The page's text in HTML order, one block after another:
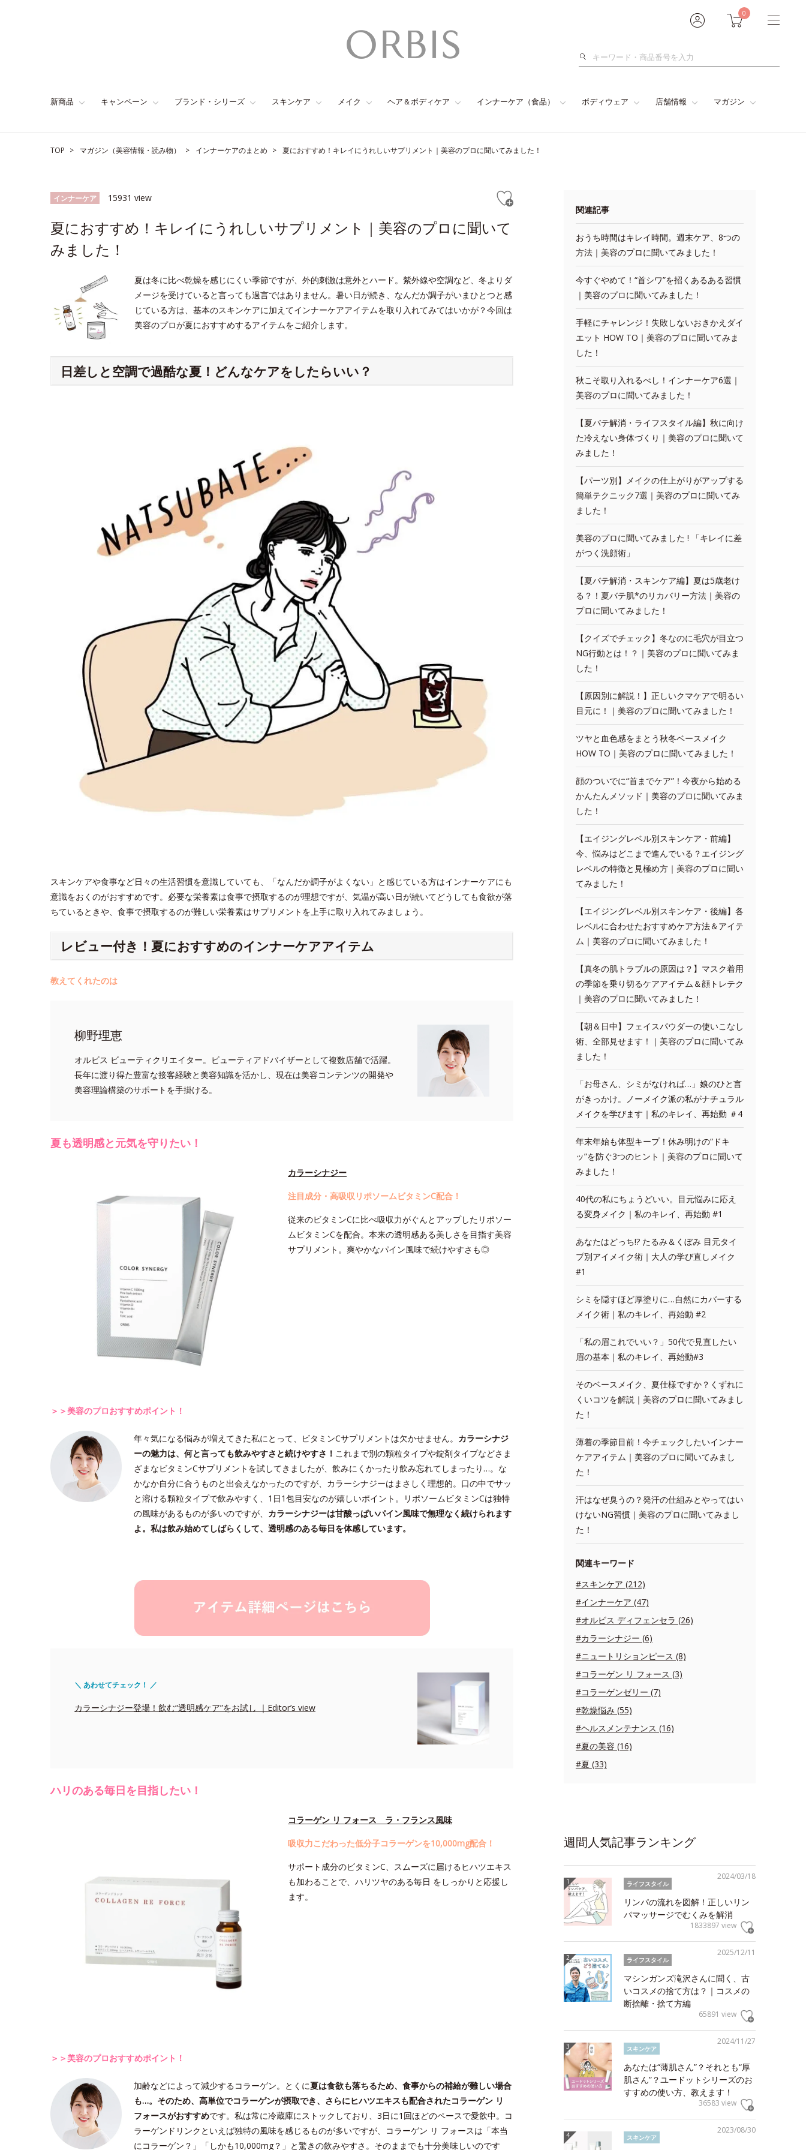
0
検
新商品 キャンペーン ブランド・シリーズ スキンケア メイク ヘア＆ボディケア インナーケア（食品） ボディウェア 店舗情報 マガジン
TOP マガジン（美容情報・読み物） インナーケアのまとめ 夏におすすめ！キレイにうれしいサプリメント｜美容のプロに聞いてみました！
インナーケア 15931 view
夏におすすめ！キレイにうれしいサプリメント｜美容のプロに聞いて
みました！
夏は冬に比べ乾燥を感じにくい季節ですが、外的刺激は意外とハード。紫外線や空調など、冬よりダ
メージを受けていると言っても過言ではありません。暑い日が続き、なんだか調子がいまひとつと感
じている方は、基本のスキンケアに加えてインナーケアアイテムを取り入れてみてはいかが？今回は
美容のプロが夏におすすめするアイテムをご紹介します。
日差しと空調で過酷な夏！どんなケアをしたらいい？
スキンケアや食事など日々の生活習慣を意識していても、「なんだか調子がよくない」と感じている方はインナーケアにも
意識をおくのがおすすめです。必要な栄養素は食事で摂取するのが理想ですが、気温が高い日が続いてどうしても食欲が落
ちているときや、食事で摂取するのが難しい栄養素はサプリメントを上手に取り入れてみましょう。
レビュー付き！夏におすすめのインナーケアアイテム
教えてくれたのは
柳野理恵
オルビス ビューティクリエイター。ビューティアドバイザーとして複数店舗で活躍。
長年に渡り得た豊富な接客経験と美容知識を活かし、現在は美容コンテンツの開発や
美容理論構築のサポートを手掛ける。
夏も透明感と元気を守りたい！
カラーシナジー
注目成分・高吸収リポソームビタミンC配合！
従来のビタミンCに比べ吸収力がぐんとアップしたリポソー
ムビタミンCを配合。本来の透明感ある美しさを目指す美容
サプリメント。爽やかなパイン風味で続けやすさも◎
＞＞美容のプロおすすめポイント！
年々気になる悩みが増えてきた私にとって、ビタミンCサプリメントは欠かせません。 カラーシナジ
ーの魅力は、何と言っても飲みやすさと続けやすさ！ これまで別の顆粒タイプや錠剤タイプなどさま
ざまなビタミンCサプリメントを試してきましたが、飲みにくかったり飲み忘れてしまったり…。な
かなか自分に合うものと出会えなかったのですが、カラーシナジーはまさしく理想的。口の中でサッ
と溶ける顆粒タイプで飲みやすく、1日1包目安なのが嬉しいポイント。リポソームビタミンCは独特
の風味があるものが多いのですが、 カラーシナジーは甘酸っぱいパイン風味で無理なく続けられます
よ。私は飲み始めてしばらくして、透明感のある毎日を体感しています。
＼ あわせてチェック！ ／
カラーシナジー登場！飲む“透明感ケア”をお試し ｜Editor’s view
ハリのある毎日を目指したい！
コラーゲン リ フォース ラ・フランス風味
吸収力こだわった低分子コラーゲンを10,000mg配合！
サポート成分のビタミンC、スムーズに届けるヒハツエキス
も加わることで、ハリツヤのある毎日 をしっかりと応援し
ます。
＞＞美容のプロおすすめポイント！
加齢などによって減少するコラーゲン。とくに夏は食欲も落ちるため、食事からの補給が難しい場合
も…。そのため、高単位でコラーゲンが摂取でき、さらにヒハツエキスも配合されたコラーゲン リ
フォースがおすすめです。私は常に冷蔵庫にストックしており、3日に1回ほどのペースで愛飲中。コ
ラーゲンドリンクといえば独特の風味を感じるものが多いですが、コラーゲン リ フォースは「本当
にコラーゲン？」「しかも10,000mg？」と驚きの飲みやすさ。そのままでも十分美味しいのです
関連記事
おうち時間はキレイ時間。週末ケア、8つの
方法｜美容のプロに聞いてみました！
今すぐやめて！“首シワ”を招くあるある習慣
｜美容のプロに聞いてみました！
手軽にチャレンジ！失敗しないおきかえダイ
エット HOW TO｜美容のプロに聞いてみま
した！
秋こそ取り入れるべし！インナーケア6選｜
美容のプロに聞いてみました！
【夏バテ解消・ライフスタイル編】秋に向け
た冷えない身体づくり｜美容のプロに聞いて
みました！
【パーツ別】メイクの仕上がりがアップする
簡単テクニック7選｜美容のプロに聞いてみ
ました！
美容のプロに聞いてみました ! 「キレイに差
がつく洗顔術」
【夏バテ解消・スキンケア編】夏は5歳老け
る？！夏バテ肌*のリカバリー方法｜美容の
プロに聞いてみました！
【クイズでチェック】冬なのに毛穴が目立つ
NG行動とは！？｜美容のプロに聞いてみま
した！
【原因別に解説！】正しいクマケアで明るい
目元に！｜美容のプロに聞いてみました！
ツヤと血色感をまとう秋冬ベースメイク
HOW TO｜美容のプロに聞いてみました！
顔のついでに“首までケア”！今夜から始める
かんたんメソッド｜美容のプロに聞いてみま
した！
【エイジングレベル別スキンケア・前編】
今、悩みはどこまで進んでいる？エイジング
レベルの特徴と見極め方｜美容のプロに聞い
てみました！
【エイジングレベル別スキンケア・後編】各
レベルに合わせたおすすめケア方法＆アイテ
ム｜美容のプロに聞いてみました！
【真冬の肌トラブルの原因は？】マスク着用
の季節を乗り切るケアアイテム＆顔トレテク
｜美容のプロに聞いてみました！
【朝＆日中】フェイスパウダーの使いこなし
術、全部見せます！｜美容のプロに聞いてみ
ました！
「お母さん、シミがなければ…」娘のひと言
がきっかけ。ノーメイク派の私がナチュラル
メイクを学びます｜私のキレイ、再始動 ＃4
年末年始も体型キープ！休み明けの“ドキ
ッ”を防ぐ3つのヒント｜美容のプロに聞いて
みました！
40代の私にちょうどいい。目元悩みに応え
る変身メイク｜私のキレイ、再始動 #1
あなたはどっち!? たるみ＆くぼみ 目元タイ
プ別アイメイク術｜大人の学び直しメイク
#1
シミを隠すほど厚塗りに…自然にカバーする
メイク術｜私のキレイ、再始動 #2
「私の眉これでいい？」50代で見直したい
眉の基本｜私のキレイ、再始動#3
そのベースメイク、夏仕様ですか？くずれに
くいコツを解説｜美容のプロに聞いてみまし
た！
薄着の季節目前！今チェックしたいインナー
ケアアイテム｜美容のプロに聞いてみまし
た！
汗はなぜ臭うの？発汗の仕組みとやってはい
けないNG習慣｜美容のプロに聞いてみまし
た！
関連キーワード
#スキンケア (212)
#インナーケア (47)
#オルビス ディフェンセラ (26)
#カラーシナジー (6)
#ニュートリションピース (8)
#コラーゲン リ フォース (3)
#コラーゲンゼリー (7)
#乾燥悩み (55)
#ヘルスメンテナンス (16)
#夏の美容 (16)
#夏 (33)
週間人気記事ランキング
2024/03/18
ライフスタイル
リンパの流れを図解！正しいリン
パマッサージでむくみを解消
1833897 view
2025/12/11
ライフスタイル
マシンガンズ滝沢さんに聞く、古
いコスメの捨て方は？｜コスメの
断捨離・捨て方編
65891 view
2024/11/27
スキンケア
あなたは“薄肌さん”？それとも“厚
肌さん”？ユードットシリーズのお
すすめの使い方、教えます！
36583 view
2023/08/30
スキンケア